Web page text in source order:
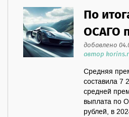
По
ОСАГО
добавлено
автор
Средняя
составила 7
средней
выплата по
рублей, в